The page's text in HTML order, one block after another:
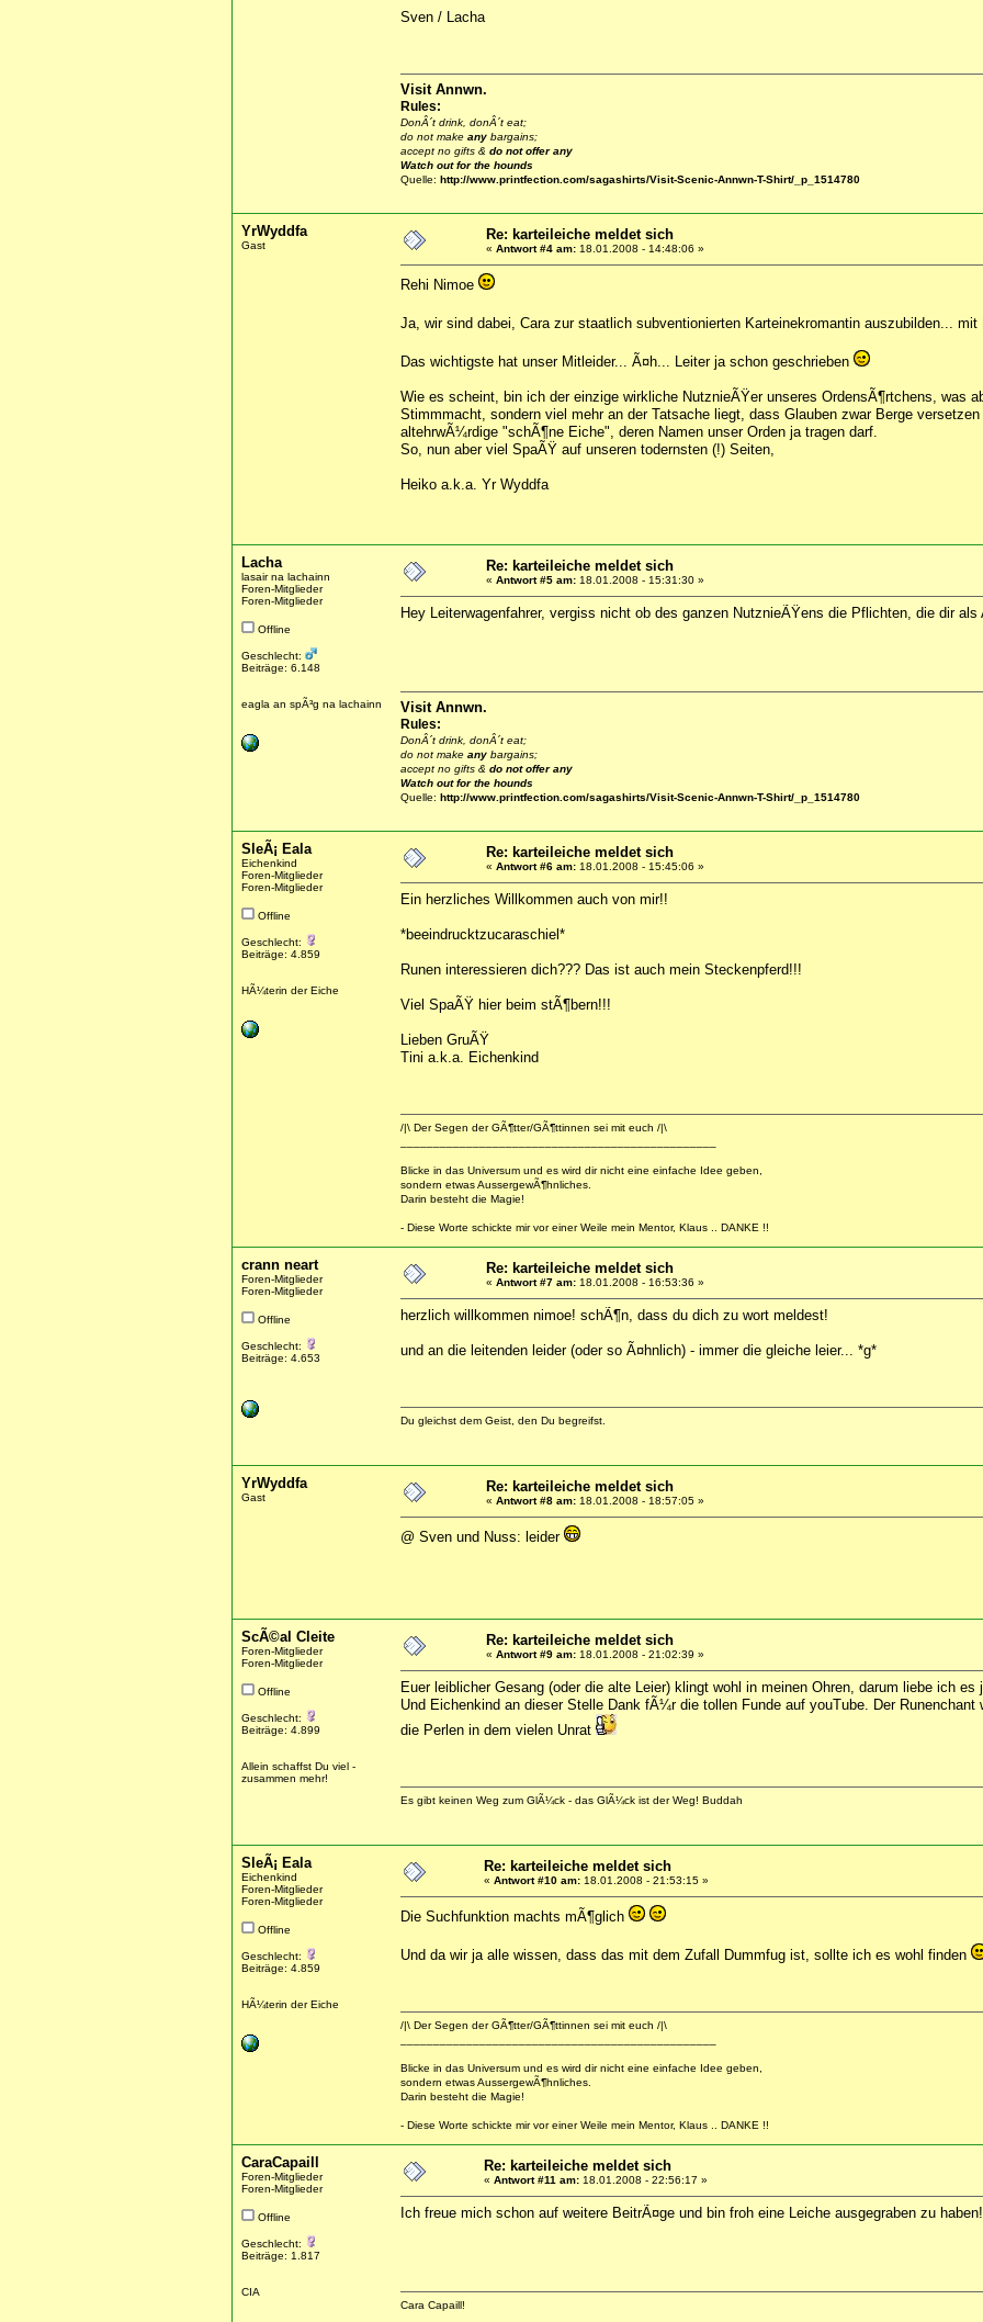
Sven / Lacha
Visit Annwn.
Rules:
DonÂ´t drink, donÂ´t eat;
do not make any bargains;
accept no gifts & do not offer any
Watch out for the hounds
Quelle: http://www.printfection.com/sagashirts/Visit-Scenic-Annwn-T-Shirt/_p_1514780
YrWyddfa
Gast
Re: karteileiche meldet sich
« Antwort #4 am: 18.01.2008 - 14:48:06 »
Rehi Nimoe
Ja, wir sind dabei, Cara zur staatlich subventionierten Karteinekromantin auszubilden...
Das wichtigste hat unser Mitleider... Ã¤h... Leiter ja schon geschrieben
Wie es scheint, bin ich der einzige wirkliche NutznieÃŸer unseres OrdensÃ¶rtchens, was
Stimmmacht, sondern viel mehr an der Tatsache liegt, dass Glauben zwar Berge
altehrwÃ¼rdige "schÃ¶ne Eiche", deren Namen unser Orden ja tragen darf.
So, nun aber viel SpaÃŸ auf unseren todernsten (!) Seiten,
Heiko a.k.a. Yr Wyddfa
Lacha
lasair na lachainn
Foren-Mitglieder
Foren-Mitglieder
Offline
Geschlecht:
Beiträge: 6.148
eagla an spÃ³g na lachainn
Re: karteileiche meldet sich
« Antwort #5 am: 18.01.2008 - 15:31:30 »
Hey Leiterwagenfahrer, vergiss nicht ob des ganzen NutznieÃŸens die Pflichten, die dir
Visit Annwn.
Rules:
DonÂ´t drink, donÂ´t eat;
do not make any bargains;
accept no gifts & do not offer any
Watch out for the hounds
Quelle: http://www.printfection.com/sagashirts/Visit-Scenic-Annwn-T-Shirt/_p_1514780
SleÃ¡ Eala
Eichenkind
Foren-Mitglieder
Foren-Mitglieder
Offline
Geschlecht:
Beiträge: 4.859
HÃ¼terin der Eiche
Re: karteileiche meldet sich
« Antwort #6 am: 18.01.2008 - 15:45:06 »
Ein herzliches Willkommen auch von mir!!
*beeindrucktzucaraschiel*
Runen interessieren dich??? Das ist auch mein Steckenpferd!!!
Viel SpaÃŸ hier beim stÃ¶bern!!!
Lieben GruÃŸ
Tini a.k.a. Eichenkind
/|\ Der Segen der GÃ¶tter/GÃ¶ttinnen sei mit euch /|\
Blicke in das Universum und es wird dir nicht eine einfache Idee geben,
sondern etwas AussergewÃ¶hnliches.
Darin besteht die Magie!
- Diese Worte schickte mir vor einer Weile mein Mentor, Klaus .. DANKE !!
crann neart
Foren-Mitglieder
Foren-Mitglieder
Offline
Geschlecht:
Beiträge: 4.653
Re: karteileiche meldet sich
« Antwort #7 am: 18.01.2008 - 16:53:36 »
herzlich willkommen nimoe! schÃ¶n, dass du dich zu wort meldest!
und an die leitenden leider (oder so Ã¤hnlich) - immer die gleiche leier... *g*
Du gleichst dem Geist, den Du begreifst.
YrWyddfa
Gast
Re: karteileiche meldet sich
« Antwort #8 am: 18.01.2008 - 18:57:05 »
@ Sven und Nuss: leider
ScÃ©al Cleite
Foren-Mitglieder
Foren-Mitglieder
Offline
Geschlecht:
Beiträge: 4.899
Allein schaffst Du viel -
zusammen mehr!
Re: karteileiche meldet sich
« Antwort #9 am: 18.01.2008 - 21:02:39 »
Euer leiblicher Gesang (oder die alte Leier) klingt wohl in meinen Ohren, darum liebe ich es
Und Eichenkind an dieser Stelle Dank fÃ¼r die tollen Funde auf youTube. Der Runenchant
die Perlen in dem vielen Unrat
Es gibt keinen Weg zum GlÃ¼ck - das GlÃ¼ck ist der Weg! Buddah
SleÃ¡ Eala
Eichenkind
Foren-Mitglieder
Foren-Mitglieder
Offline
Geschlecht:
Beiträge: 4.859
HÃ¼terin der Eiche
Re: karteileiche meldet sich
« Antwort #10 am: 18.01.2008 - 21:53:15 »
Die Suchfunktion machts mÃ¶glich
Und da wir ja alle wissen, dass das mit dem Zufall Dummfug ist, sollte ich es wohl finden
/|\ Der Segen der GÃ¶tter/GÃ¶ttinnen sei mit euch /|\
Blicke in das Universum und es wird dir nicht eine einfache Idee geben,
sondern etwas AussergewÃ¶hnliches.
Darin besteht die Magie!
- Diese Worte schickte mir vor einer Weile mein Mentor, Klaus .. DANKE !!
CaraCapaill
Foren-Mitglieder
Foren-Mitglieder
Offline
Geschlecht:
Beiträge: 1.817
CIA
Re: karteileiche meldet sich
« Antwort #11 am: 18.01.2008 - 22:56:17 »
Ich freue mich schon auf weitere BeitrÃ¤ge und bin froh eine Leiche ausgegraben zu
Cara Capaill!